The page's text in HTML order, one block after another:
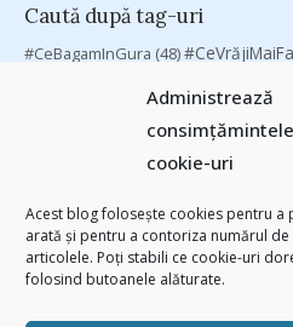
Administrează
cookie-uri
Acest blog folosește cookies pentru a
arată și pentru a contoriza numărul
articolele. Poți stabili ce cookie-uri
folosind butoanele alăturate.
Caută după tag-uri
#CeBagamInGura (48)
(24) basescu(43)
Brandu’ lu’ Chinezu’(27)Byron
campanie pentru bloggeri
(2339) Chivas The Venture(25)
(253) Despre cartile pe care le-